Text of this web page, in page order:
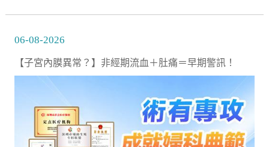
06-08-2026
【子宮內膜異常？】非經期流血＋肚痛＝早期警訊！